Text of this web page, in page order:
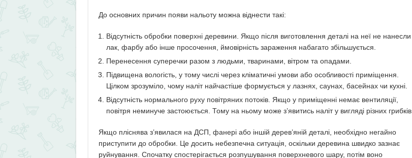
До основних причин появи нальоту можна віднести такі:
Відсутність обробки поверхні деревини. Якщо після виготовлення деталі на неї не нанесли
лак, фарбу або інше просочення, ймовірність зараження набагато збільшується.
Перенесення суперечки разом з людьми, тваринами, вітром та опадами.
Підвищена вологість, у тому числі через кліматичні умови або особливості приміщення.
Цілком зрозуміло, чому наліт найчастіше формується у лазнях, саунах, басейнах чи кухні.
Відсутність нормального руху повітряних потоків. Якщо у приміщенні немає вентиляції,
повітря неминуче застоюється. Тому на ньому може з’явитись наліт у вигляді різних грибків.
Якщо пліснява з’явилася на ДСП, фанері або іншій дерев’яній деталі, необхідно негайно
приступити до обробки. Це досить небезпечна ситуація, оскільки деревина швидко зазнає
руйнування. Спочатку спостерігається розпушування поверхневого шару, потім воно